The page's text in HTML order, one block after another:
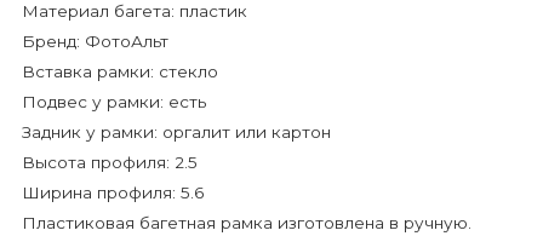
Материал багета: пластик
Бренд: ФотоАльт
Вставка рамки: стекло
Подвес у рамки: есть
Задник у рамки: оргалит или картон
Высота профиля: 2.5
Ширина профиля: 5.6
Пластиковая багетная рамка изготовлена в ручную.